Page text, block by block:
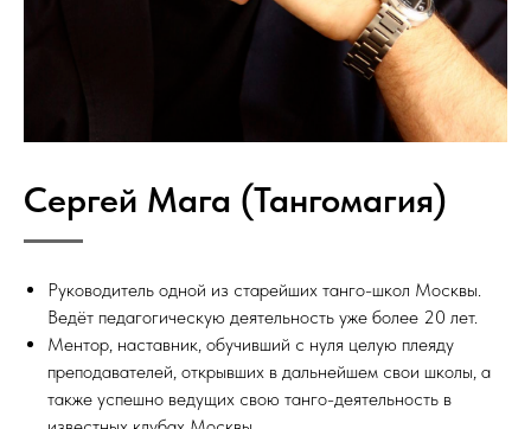
Сергей Мага (Тангомагия)
Руководитель одной из старейших танго-школ Москвы.
Ведёт педагогическую деятельность уже более 20 лет.
Ментор, наставник, обучивший с нуля целую плеяду
преподавателей, открывших в дальнейшем свои школы, а
также успешно ведущих свою танго-деятельность в